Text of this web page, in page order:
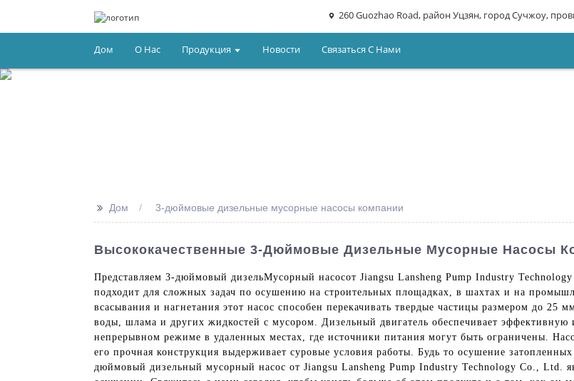
260 Guozhao Road, район Уцзян, город Сучжоу,
Дом О Нас Продукция Новости Связаться С Нами
>> Дом 3-дюймовые дизельные мусорные насосы компании
Высококачественные 3-Дюймовые Дизельные Мусорные Насосы
Представляем 3-дюймовый дизельМусорный насосот Jiangsu Lansheng Pump Industry
подходит для сложных задач по осушению на строительных площадках, в шахтах и ​​на
всасывания и нагнетания этот насос способен перекачивать твердые частицы размером до 25
воды, шлама и других жидкостей с мусором. Дизельный двигатель обеспечивает эффективную
непрерывном режиме в удаленных местах, где источники питания могут быть ограничены.
его прочная конструкция выдерживает суровые условия работы. Будь то осушение
дюймовый дизельный мусорный насос от Jiangsu Lansheng Pump Industry Technology Co., Ltd.